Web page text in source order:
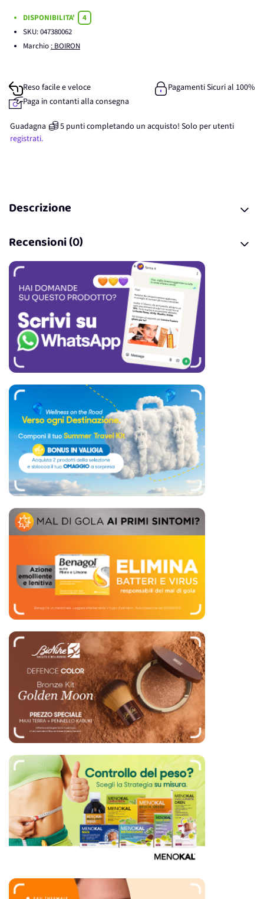
DISPONIBILITA'
4
SKU:047380062
Marchio : BOIRON
Reso facile e veloce
Pagamenti Sicuri al 100%
Paga in contanti alla consegna
Guadagna 5 punticompletando un acquisto! Solo per utenti
registrati.
Descrizione
Recensioni (0)